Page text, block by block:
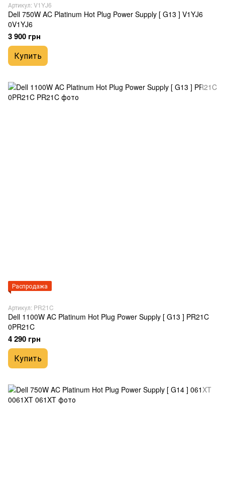
Артикул: V1YJ6
Dell 750W AC Platinum Hot Plug Power Supply [ G13 ] V1YJ6
0V1YJ6
3 900 грн
Купить
Распродажа
Артикул: PR21C
Dell 1100W AC Platinum Hot Plug Power Supply [ G13 ] PR21C
0PR21C
4 290 грн
Купить